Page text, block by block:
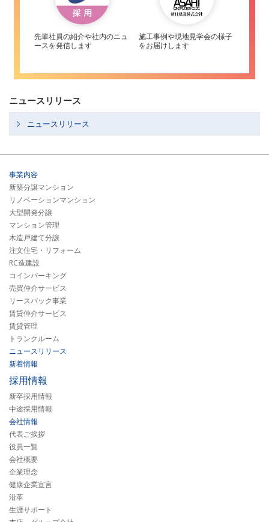
先輩社員の紹介や社内のニュ
ースを発信します
施工事例や現地見学会の様子
をお届けします
ニュースリリース
ニュースリリース
事業内容
新築分譲マンション
リノベーションマンション
大型開発分譲
マンション管理
木造戸建て分譲
注文住宅・リフォーム
RC造建設
コインパーキング
売買仲介サービス
リースバック事業
賃貸仲介サービス
賃貸管理
トランクルーム
ニュースリリース
新着情報
採用情報
新卒採用情報
中途採用情報
会社情報
代表ご挨拶
役員一覧
会社概要
企業理念
健康企業宣言
沿革
生涯サポート